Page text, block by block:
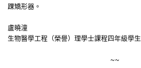
踝矯形器。
盧曉潼
生物醫學工程（榮譽）理學士課程四年級學生
~~